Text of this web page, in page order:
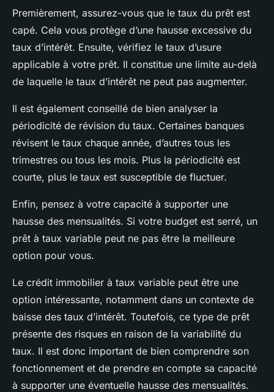
Premièrement, assurez-vous que le taux du prêt est
capé. Cela vous protège d’une hausse excessive du
taux d’intérêt. Ensuite, vérifiez le taux d’usure
applicable à votre prêt. Il constitue une limite au-delà
de laquelle le taux d’intérêt ne peut pas augmenter.
Il est également conseillé de bien analyser la
périodicité de révision du taux. Certaines banques
révisent le taux chaque année, d’autres tous les
trimestres ou tous les mois. Plus la périodicité est
courte, plus le taux est susceptible de fluctuer.
Enfin, pensez à votre capacité à supporter une
hausse des mensualités. Si votre budget est serré, un
prêt à taux variable peut ne pas être la meilleure
option pour vous.
Le crédit immobilier à taux variable peut être une
option intéressante, notamment dans un contexte de
baisse des taux d’intérêt. Toutefois, ce type de prêt
présente des risques en raison de la variabilité du
taux. Il est donc important de bien comprendre son
fonctionnement et de prendre en compte sa capacité
à supporter une éventuelle hausse des mensualités.